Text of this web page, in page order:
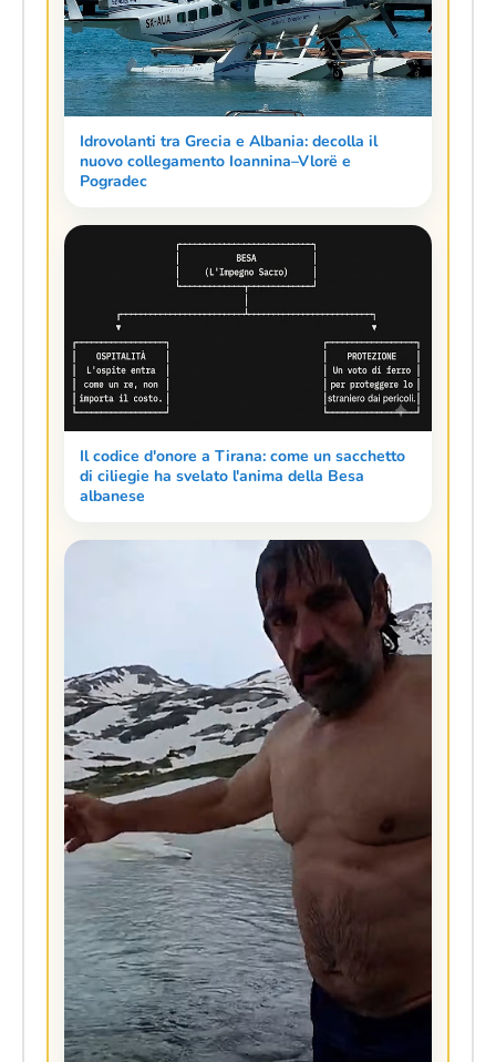
Idrovolanti tra Grecia e Albania: decolla il
nuovo collegamento Ioannina–Vlorë e
Pogradec
Il codice d'onore a Tirana: come un sacchetto
di ciliegie ha svelato l'anima della Besa
albanese